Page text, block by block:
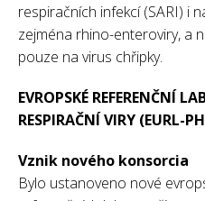
respiračních infekcí (SARI) i
zejména rhino-enteroviry, a
pouze na virus chřipky.
EVROPSKÉ REFERENČNÍ
RESPIRAČNÍ VIRY (EURL-
Vznik nového konsorcia
Bylo ustanoveno nové